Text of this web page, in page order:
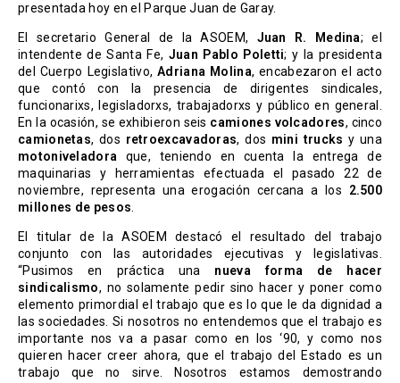
presentada hoy en el Parque Juan de Garay.
El secretario General de la ASOEM, Juan R. Medina; el
intendente de Santa Fe, Juan Pablo Poletti; y la presidenta
del Cuerpo Legislativo,Adriana Molina, encabezaron el acto
que contó con la presencia de dirigentes sindicales,
funcionarixs, legisladorxs, trabajadorxs y público en general.
En la ocasión, se exhibieron seis camiones volcadores, cinco
camionetas, dos retroexcavadoras, dos mini trucks y una
motoniveladora que, teniendo en cuenta la entrega de
maquinarias y herramientas efectuada el pasado 22 de
noviembre, representa una erogación cercana a los 2.500
millones de pesos.
El titular de la ASOEM destacó el resultado del trabajo
conjunto con las autoridades ejecutivas y legislativas.
“Pusimos en práctica una nueva forma de hacer
sindicalismo, no solamente pedir sino hacer y poner como
elemento primordial el trabajo que es lo que le da dignidad a
las sociedades. Si nosotros no entendemos que el trabajo es
importante nos va a pasar como en los ‘90, y como nos
quieren hacer creer ahora, que el trabajo del Estado es un
trabajo que no sirve. Nosotros estamos demostrando